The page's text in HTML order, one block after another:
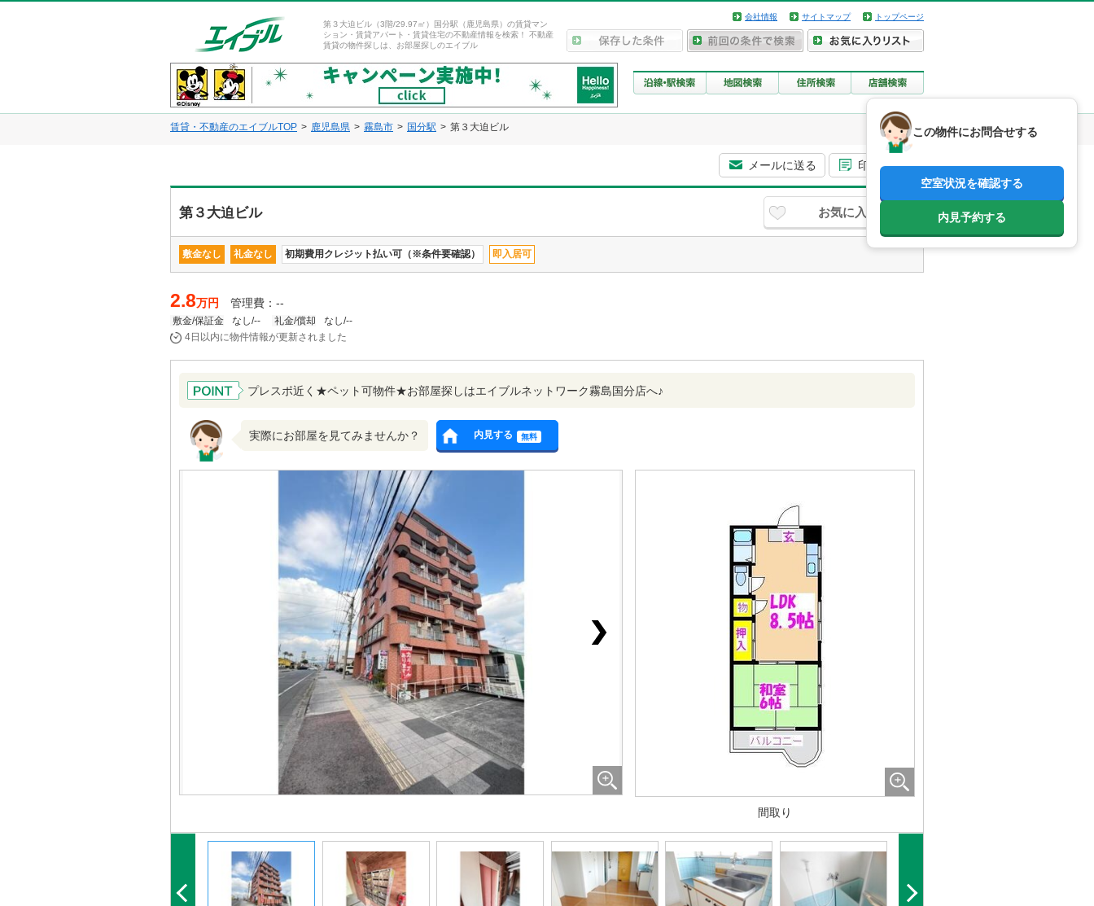
第３大迫ビル（3階/29.97㎡）国分駅（鹿児島県）の賃貸マン
ション・賃貸アパート・賃貸住宅の不動産情報を検索！ 不動産
賃貸の物件探しは、お部屋探しのエイブル
会社情報 サイトマップ トップページ
賃貸・不動産のエイブルTOP 鹿児島県 霧島市 国分駅 第３大迫ビル
メールに送る 印刷用画面
第３大迫ビル お気に入り
敷金なし 礼金なし 初期費用クレジット払い可（※条件要確認） 即入居可
2.8万円 管理費：--
敷金/保証金 なし/-- 礼金/償却
なし/--
4日以内に物件情報が更新されました
プレスポ近く★ペット可物件★お部屋探しはエイブルネットワーク霧島国分店へ♪
実際にお部屋を見てみませんか？ 内見する 無料
間取り
この物件にお問合せする
空室状況を確認する
内見予約する